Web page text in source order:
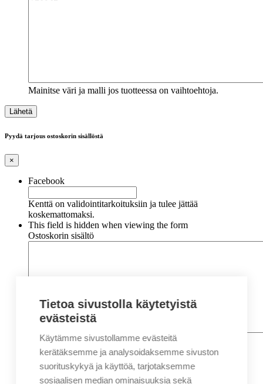
Mainitse väri ja malli jos tuotteessa on vaihtoehtoja.
Pyydä tarjous ostoskorin sisällöstä
×
Facebook
Kenttä on validointitarkoituksiin ja tulee jättää
koskemattomaksi.
This field is hidden when viewing the form
Ostoskorin sisältö
Nimi*
Etunimi
Sukunimi
Tietoa sivustolla käytetyistä
evästeistä
Käytämme sivustollamme evästeitä
kerätäksemme ja analysoidaksemme sivuston
suorituskykyä ja käyttöä, tarjotaksemme
sosiaalisen median ominaisuuksia sekä